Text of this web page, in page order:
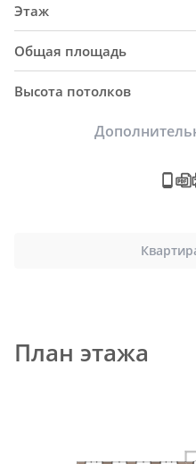
Этаж
Общая площадь
Высота потолков
План этажа